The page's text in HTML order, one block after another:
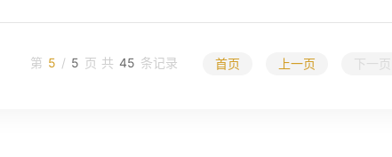
（IM）、沪深300股指期权（IO）、中证1000股指期权（MO）、上
第 5 / 5 页 共 45 条记录 首页 上一页 下一页